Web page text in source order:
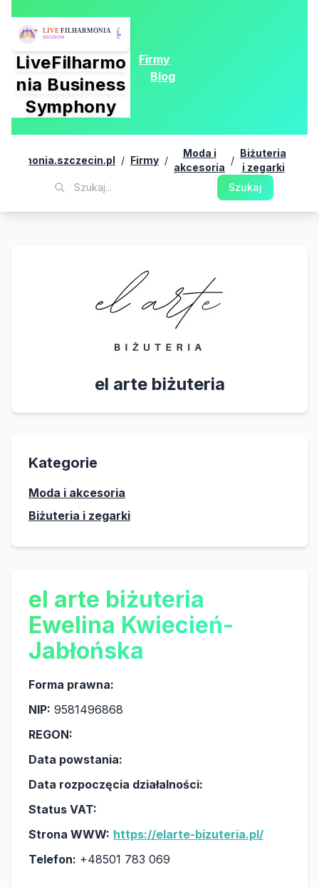
LiveFilharmo
nia Business
Symphony
Firmy
Blog
/ Firmy /
Moda i
akcesoria
/
Biżuteria
i zegarki
Szukaj
el arte biżuteria
Kategorie
Moda i akcesoria
Biżuteria i zegarki
el arte biżuteria
Ewelina Kwiecień-
Jabłońska
Forma prawna:
NIP: 9581496868
REGON:
Data powstania:
Data rozpoczęcia działalności:
Status VAT:
Strona WWW: https://elarte-bizuteria.pl/
Telefon: +48501 783 069